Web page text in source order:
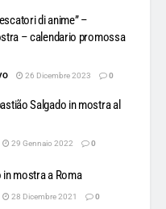
di anime” –
– calendario promossa
26 Dicembre 2023 0
Salgado in mostra al
29 Gennaio 2022 0
mostra a Roma
28 Dicembre 2021 0